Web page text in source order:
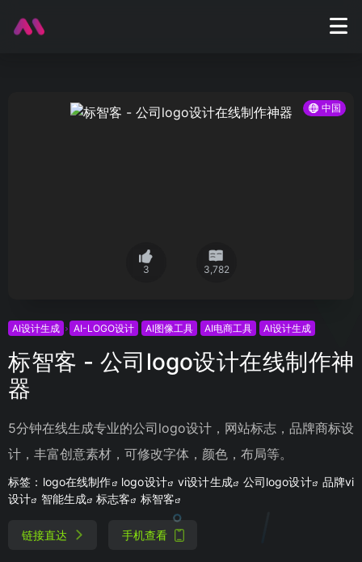
中国
3 3,782
AI设计生成 AI-LOGO设计 AI图像工具 AI电商工具 AI设计生成
标智客 - 公司logo设计在线制作神
器
5分钟在线生成专业的公司logo设计，网站标志，品牌商标设
计，丰富创意素材，可修改字体，颜色，布局等。
标签： logo在线制作 logo设计 vi设计生成 公司logo设计
品牌vi
设计
智能生成 标志客 标智客
链接直达 手机查看